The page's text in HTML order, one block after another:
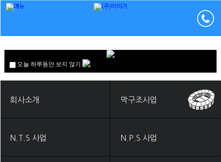
회사소개 막구조사업
N.T.S 사업 N.P.S 사업
오늘 하루동안 보지 않기